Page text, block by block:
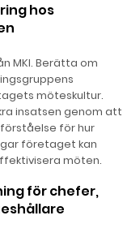
hos
MKI. Berätta om
möteskultur.
insatsen genom att
för hur
företaget kan
möten.
för chefer,